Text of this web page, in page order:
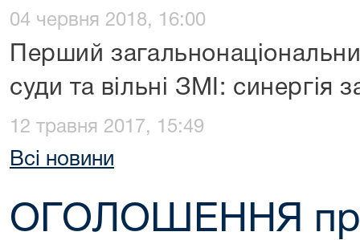
04 червня 2018, 16:00
Перший
суди та вільні ЗМІ: синергія
12 травня 2017, 15:49
Всі новини
ОГОЛОШЕННЯ